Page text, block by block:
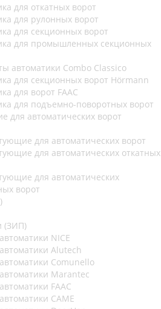
для откатных ворот
для рулонных ворот
для секционных ворот
для промышленных секционных
автоматики Combo Classico
для секционных ворот Hörmann
для ворот FAAC
для подъемно-поворотных ворот
для автоматических ворот
для автоматических ворот
для автоматических откатных
для автоматических
ворот
(ЗИП)
NICE
Alutech
Comunello
Marantec
FAAC
CAME